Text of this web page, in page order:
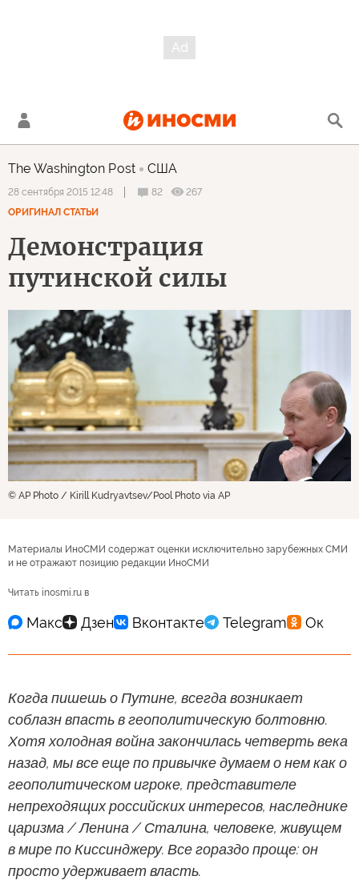
The Washington Post США
28 сентября 2015 12:48 82
267
ОРИГИНАЛ СТАТЬИ
Демонстрация
путинской силы
© AP Photo / Kirill Kudryavtsev/Pool Photo via AP
Материалы ИноСМИ содержат оценки исключительно зарубежных СМИ
и не отражают позицию редакции ИноСМИ
Читать inosmi.ru в
Когда пишешь о Путине, всегда возникает
соблазн впасть в геополитическую болтовню.
Хотя холодная война закончилась четверть века
назад, мы все еще по привычке думаем о нем как о
геополитическом игроке, представителе
непреходящих российских интересов, наследнике
царизма / Ленина / Сталина, человеке, живущем
в мире по Киссинджеру. Все гораздо проще: он
просто удерживает власть.